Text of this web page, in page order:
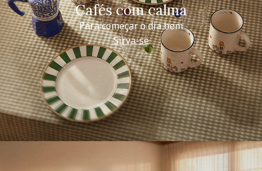
Cafés com calma
Para começar o dia bem
Sirva-se